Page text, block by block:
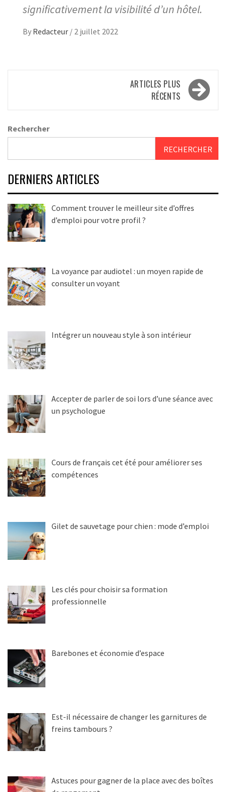
significativement la visibilité d’un hôtel.
By Redacteur / 2 juillet 2022
ARTICLES PLUS
RÉCENTS
Rechercher
RECHERCHER
DERNIERS ARTICLES
Comment trouver le meilleur site d’offres
d’emploi pour votre profil ?
La voyance par audiotel : un moyen rapide de
consulter un voyant
Intégrer un nouveau style à son intérieur
Accepter de parler de soi lors d’une séance avec
un psychologue
Cours de français cet été pour améliorer ses
compétences
Gilet de sauvetage pour chien : mode d’emploi
Les clés pour choisir sa formation
professionnelle
Barebones et économie d’espace
Est-il nécessaire de changer les garnitures de
freins tambours ?
Astuces pour gagner de la place avec des boîtes